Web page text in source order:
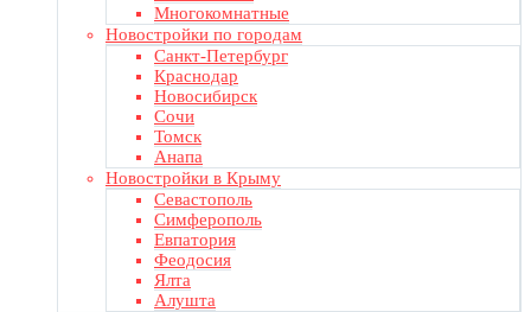
Многокомнатные
Новостройки по городам
Санкт-Петербург
Краснодар
Новосибирск
Сочи
Томск
Анапа
Новостройки в Крыму
Севастополь
Симферополь
Евпатория
Феодосия
Ялта
Алушта